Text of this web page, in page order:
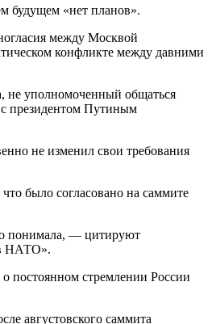
будущем «нет планов».
между Москвой
конфликте между давними
не уполномоченный общаться
с президентом Путиным
не изменил свои требования
было согласовано на саммите
понимала, — цитируют
в НАТО».
постоянном стремлении России
августовского саммита